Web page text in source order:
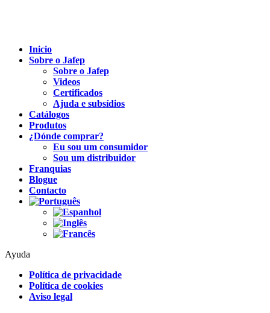
Inicio
Sobre o Jafep
Sobre o Jafep
Videos
Certificados
Ajuda e subsídios
Catálogos
Produtos
¿Dónde comprar?
Eu sou um consumidor
Sou um distribuidor
Franquias
Blogue
Contacto
Ayuda
Política de privacidade
Política de cookies
Aviso legal